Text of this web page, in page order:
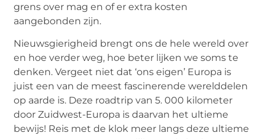
grens over mag en of er extra kosten
aangebonden zijn.
Nieuwsgierigheid brengt ons de hele wereld over
en hoe verder weg, hoe beter lijken we soms te
denken. Vergeet niet dat ‘ons eigen’ Europa is
juist een van de meest fascinerende werelddelen
op aarde is. Deze roadtrip van 5. 000 kilometer
door Zuidwest-Europa is daarvan het ultieme
bewijs! Reis met de klok meer langs deze ultieme